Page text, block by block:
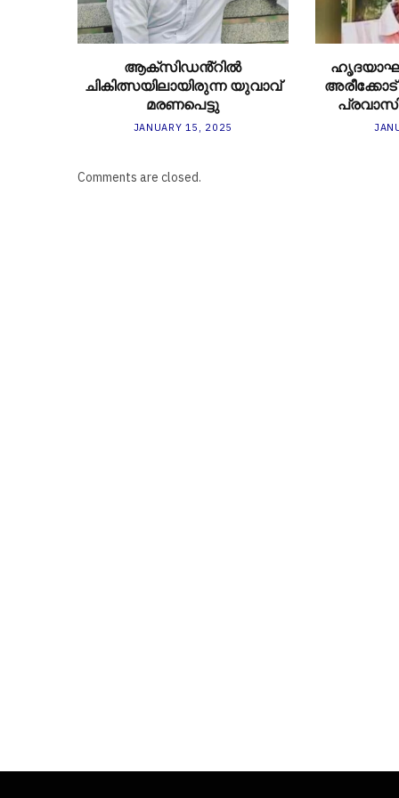
ആക്സിഡൻ്റിൽ
ചികിത്സയിലായിരുന്ന യുവാവ്
മരണപെട്ടു
JANUARY 15, 2025
Comments are closed.